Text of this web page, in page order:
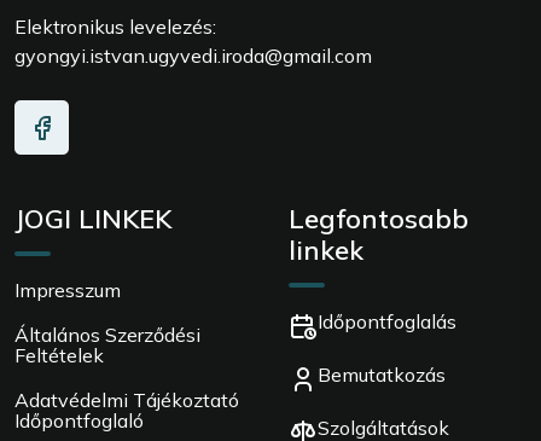
Elektronikus levelezés:
gyongyi.istvan.ugyvedi.iroda@gmail.com
JOGI LINKEK
Impresszum
Általános Szerződési
Feltételek
Adatvédelmi Tájékoztató
Időpontfoglaló
Legfontosabb
linkek
Időpontfoglalás
Bemutatkozás
Szolgáltatások